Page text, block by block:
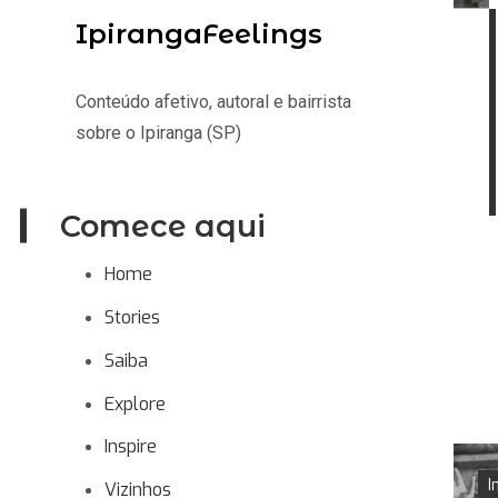
IpirangaFeelings
Conteúdo afetivo, autoral e bairrista
sobre o Ipiranga (SP)
Comece aqui
Home
Stories
Saiba
Explore
Inspire
Vizinhos